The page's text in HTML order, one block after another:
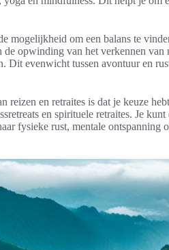
mogelijkheid om een balans te
opwinding van het verkennen
Dit evenwicht tussen avontuur en
reizen en retraites is dat je keuze
en spirituele retraites. Je
fysieke rust, mentale